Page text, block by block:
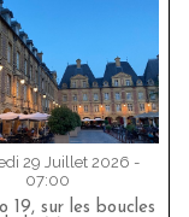
29 Juillet 2026 -
07:00
19, sur les boucles